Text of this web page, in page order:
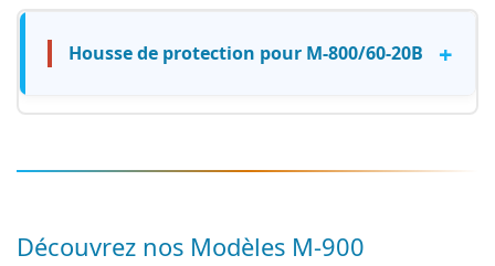
Housse de protection pour M-800/60-20B +
Découvrez nos Modèles M-900